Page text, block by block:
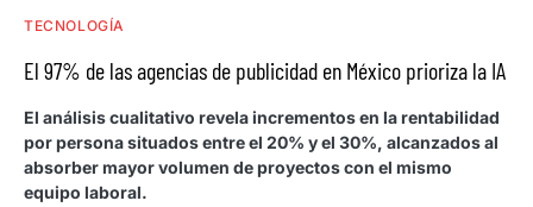
TECNOLOGÍA
El 97% de las agencias de publicidad en México prioriza la IA
El análisis cualitativo revela incrementos en la rentabilidad
por persona situados entre el 20% y el 30%, alcanzados al
absorber mayor volumen de proyectos con el mismo
equipo laboral.